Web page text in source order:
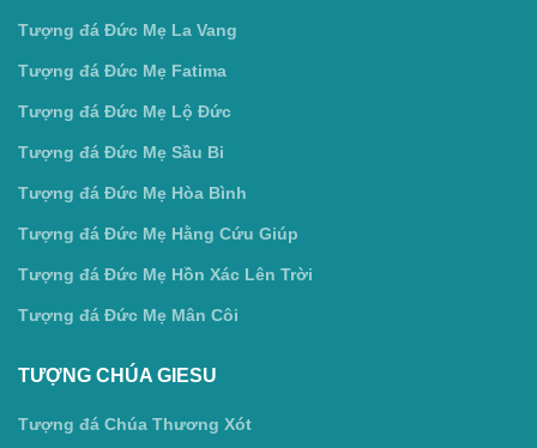
Tượng đá Đức Mẹ La Vang
Tượng đá Đức Mẹ Fatima
Tượng đá Đức Mẹ Lộ Đức
Tượng đá Đức Mẹ Sầu Bi
Tượng đá Đức Mẹ Hòa Bình
Tượng đá Đức Mẹ Hằng Cứu Giúp
Tượng đá Đức Mẹ Hồn Xác Lên Trời
Tượng đá Đức Mẹ Mân Côi
TƯỢNG CHÚA GIESU
Tượng đá Chúa Thương Xót